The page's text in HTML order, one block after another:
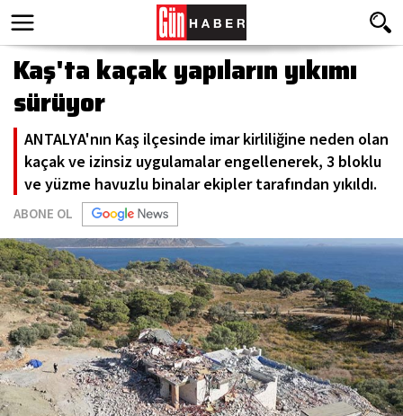
Kaş'ta kaçak yapıların yıkımı
sürüyor
ANTALYA'nın Kaş ilçesinde imar kirliliğine neden olan
kaçak ve izinsiz uygulamalar engellenerek, 3 bloklu
ve yüzme havuzlu binalar ekipler tarafından yıkıldı.
ABONE OL